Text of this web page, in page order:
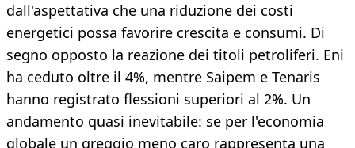
dall'aspettativa che una riduzione dei costi
energetici possa favorire crescita e consumi. Di
segno opposto la reazione dei titoli petroliferi. Eni
ha ceduto oltre il 4%, mentre Saipem e Tenaris
hanno registrato flessioni superiori al 2%. Un
andamento quasi inevitabile: se per l'economia
globale un greggio meno caro rappresenta una